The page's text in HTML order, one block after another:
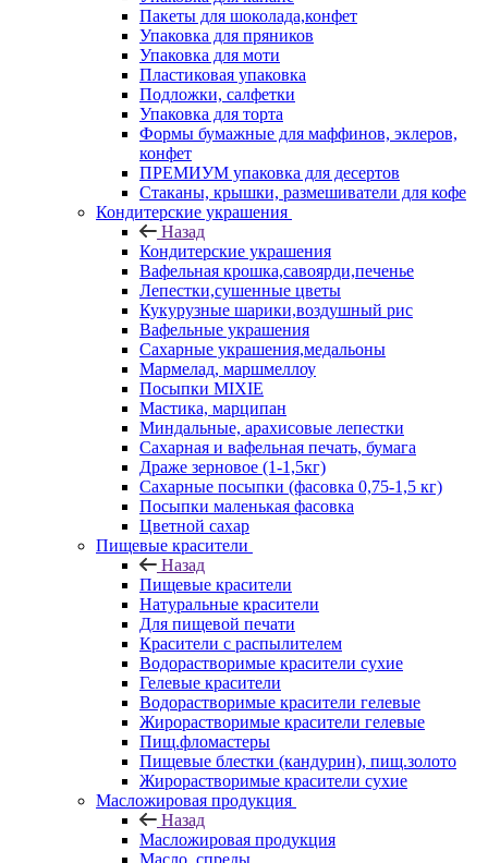
Пакеты для шоколада,конфет
Упаковка для пряников
Упаковка для моти
Пластиковая упаковка
Подложки, салфетки
Упаковка для торта
Формы бумажные для маффинов, эклеров,
конфет
ПРЕМИУМ упаковка для десертов
Стаканы, крышки, размешиватели для кофе
Кондитерские украшения
Назад
Кондитерские украшения
Вафельная крошка,савоярди,печенье
Лепестки,сушенные цветы
Кукурузные шарики,воздушный рис
Вафельные украшения
Сахарные украшения,медальоны
Мармелад, маршмеллоу
Посыпки MIXIE
Мастика, марципан
Миндальные, арахисовые лепестки
Сахарная и вафельная печать, бумага
Драже зерновое (1-1,5кг)
Сахарные посыпки (фасовка 0,75-1,5 кг)
Посыпки маленькая фасовка
Цветной сахар
Пищевые красители
Назад
Пищевые красители
Натуральные красители
Для пищевой печати
Красители с распылителем
Водорастворимые красители сухие
Гелевые красители
Водорастворимые красители гелевые
Жирорастворимые красители гелевые
Пищ.фломастеры
Пищевые блестки (кандурин), пищ.золото
Жирорастворимые красители сухие
Масложировая продукция
Назад
Масложировая продукция
Масло, спреды